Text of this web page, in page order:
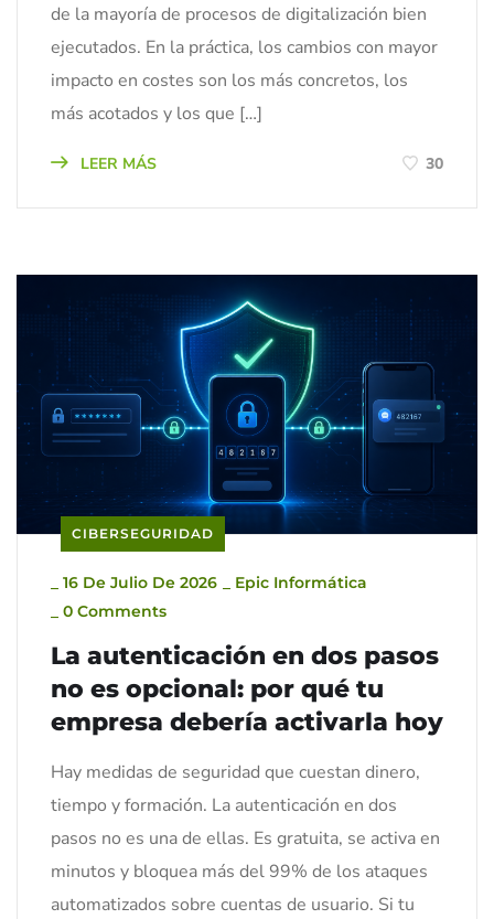
de la mayoría de procesos de digitalización bien
ejecutados. En la práctica, los cambios con mayor
impacto en costes son los más concretos, los
más acotados y los que […]
LEER MÁS 30
CIBERSEGURIDAD
16 De Julio De 2026
Epic Informática
0 Comments
La autenticación en dos pasos
no es opcional: por qué tu
empresa debería activarla hoy
Hay medidas de seguridad que cuestan dinero,
tiempo y formación. La autenticación en dos
pasos no es una de ellas. Es gratuita, se activa en
minutos y bloquea más del 99% de los ataques
automatizados sobre cuentas de usuario. Si tu